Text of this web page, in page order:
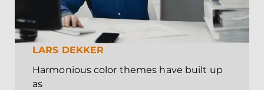
LARS DEKKER
Harmonious color themes have built up
as